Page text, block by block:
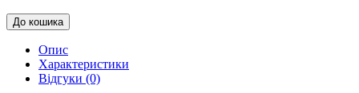
До кошика
Опис
Характеристики
Відгуки (0)